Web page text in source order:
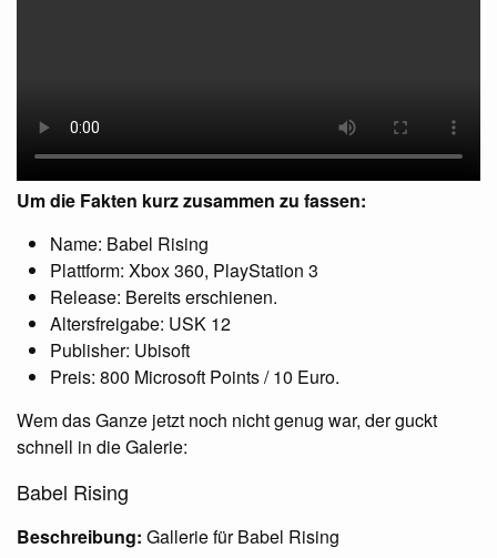
Um die Fakten kurz zusammen zu fassen:
Name: Babel Rising
Plattform: Xbox 360, PlayStation 3
Release: Bereits erschienen.
Altersfreigabe: USK 12
Publisher: Ubisoft
Preis: 800 Microsoft Points / 10 Euro.
Wem das Ganze jetzt noch nicht genug war, der guckt
schnell in die Galerie:
Babel Rising
Beschreibung: Gallerie für Babel Rising